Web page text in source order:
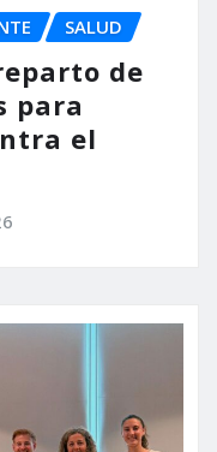
SALUD
de
para
el